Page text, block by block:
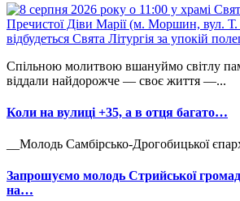
Спільною молитвою вшануймо світлу
віддали найдорожче — своє життя —...
Коли на вулиці +35, а в отця багато…
__Молодь Самбірсько-Дрогобицької
Запрошуємо молодь Стрийської
на…